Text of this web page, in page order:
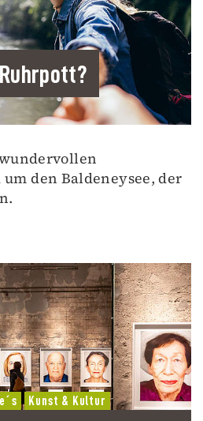
den Baldeneysee, der
Kunst & Kultur